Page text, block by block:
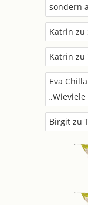
sondern
Katrin zu
Katrin zu
Eva
Birgit zu